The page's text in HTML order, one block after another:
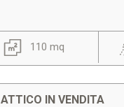
110 mq
ATTICO IN VENDITA